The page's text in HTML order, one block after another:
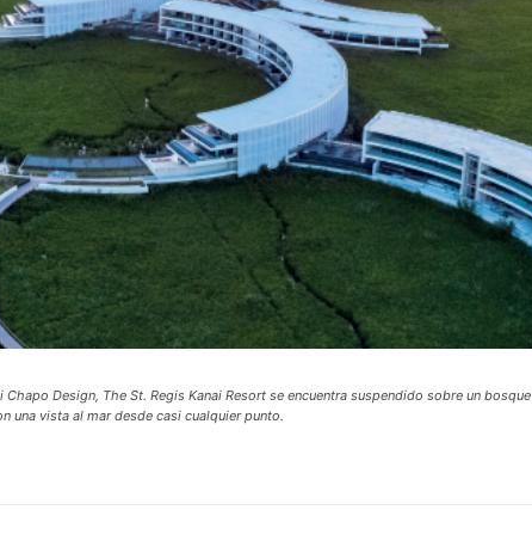
Design, The St. Regis Kanai Resort se encuentra suspendido sobre un bosque
una vista al mar desde casi cualquier punto.